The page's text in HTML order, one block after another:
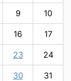
9 10
16 17
23 24
30
31